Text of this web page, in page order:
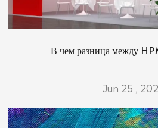
В чем разница между
Jun 25 ,